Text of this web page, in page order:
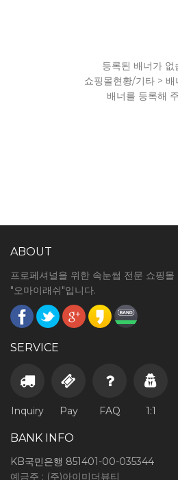
등록된 배너가 없
쇼핑몰현황/기타 > 배
배너를 등록해
ABOUT
프로페셔널을 위한 속눈썹 전문 쇼핑몰
"오마이래쉬"입니다.
SERVICE
Inquiry Pay FAQ 1:1
BANK INFO
KB국민은행 851401-00-035344
예금주 : (주)아이미더뷰티